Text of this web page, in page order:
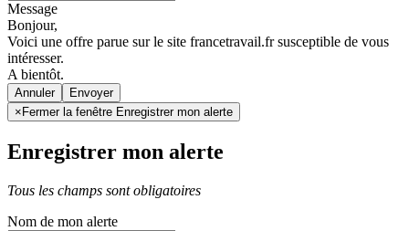
Message
Bonjour,
Voici une offre parue sur le site francetravail.fr susceptible de vous
intéresser.
A bientôt.
Annuler
× Fermer la fenêtre Enregistrer mon alerte
Enregistrer mon alerte
Tous les champs sont obligatoires
Nom de mon alerte